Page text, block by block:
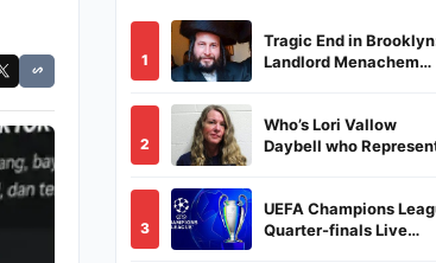
1
Tragic End in
Landlord Menachem
Burned in a Dumpster
2
Who’s Lori Vallow
Daybell who
3
UEFA Champions
Quarter-finals Live